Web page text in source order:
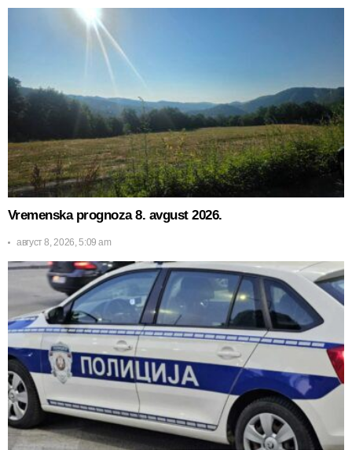
Vremenska prognoza 8. avgust 2026.
август 8, 2026, 5:09 am